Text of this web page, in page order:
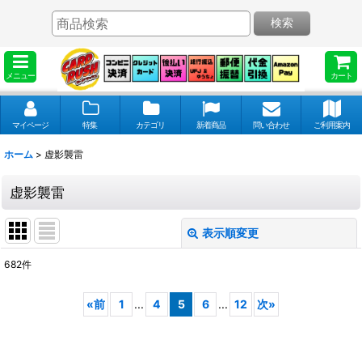
メニュー カート
検索
マイページ 特集 カテゴリ 新着商品 問い合わせ ご利用案内
ホーム > 虚影襲雷
虚影襲雷
表示順変更
682件
«前 1 ... 4 5 6 ... 12 次»